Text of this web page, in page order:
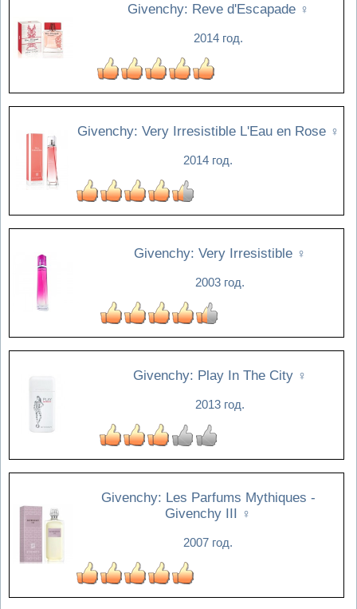
Givenchy: Reve d'Escapade ♀
2014 год.
Givenchy: Very Irresistible L'Eau en Rose ♀
2014 год.
Givenchy: Very Irresistible ♀
2003 год.
Givenchy: Play In The City ♀
2013 год.
Givenchy: Les Parfums Mythiques -
Givenchy III ♀
2007 год.